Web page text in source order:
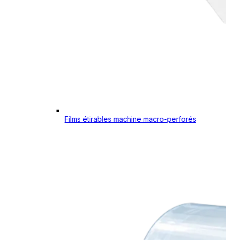
Films étirables machine macro-perforés